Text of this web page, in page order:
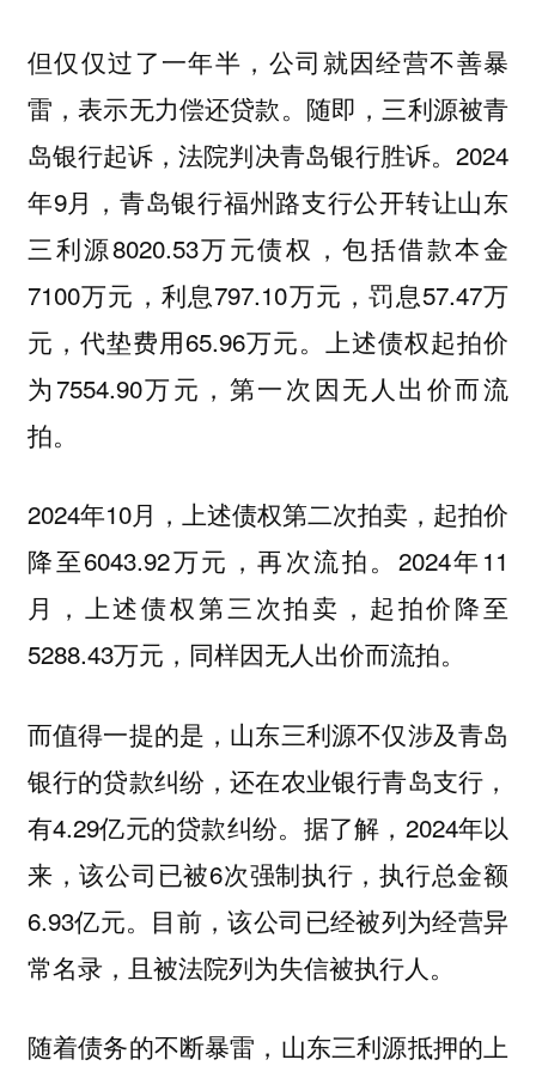
但仅仅过了一年半，公司就因经营不善暴
雷，表示无力偿还贷款。随即，三利源被青
岛银行起诉，法院判决青岛银行胜诉。2024
年9月，青岛银行福州路支行公开转让山东
三利源8020.53万元债权，包括借款本金
7100万元，利息797.10万元，罚息57.47万
元，代垫费用65.96万元。上述债权起拍价
为7554.90万元，第一次因无人出价而流
拍。
2024年10月，上述债权第二次拍卖，起拍价
降至6043.92万元，再次流拍。2024年11
月，上述债权第三次拍卖，起拍价降至
5288.43万元，同样因无人出价而流拍。
而值得一提的是，山东三利源不仅涉及青岛
银行的贷款纠纷，还在农业银行青岛支行，
有4.29亿元的贷款纠纷。据了解，2024年以
来，该公司已被6次强制执行，执行总金额
6.93亿元。目前，该公司已经被列为经营异
常名录，且被法院列为失信被执行人。
随着债务的不断暴雷，山东三利源抵押的上